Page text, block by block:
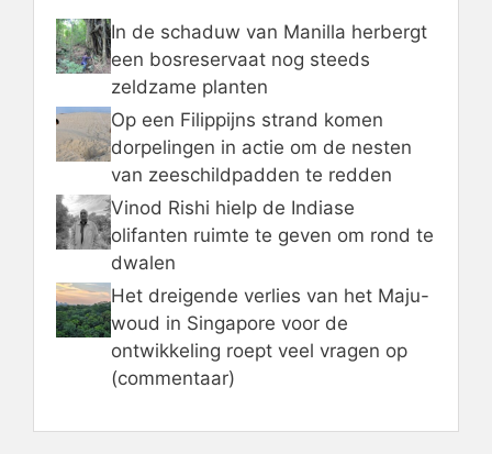
In de schaduw van Manilla herbergt
een bosreservaat nog steeds
zeldzame planten
Op een Filippijns strand komen
dorpelingen in actie om de nesten
van zeeschildpadden te redden
Vinod Rishi hielp de Indiase
olifanten ruimte te geven om rond te
dwalen
Het dreigende verlies van het Maju-
woud in Singapore voor de
ontwikkeling roept veel vragen op
(commentaar)